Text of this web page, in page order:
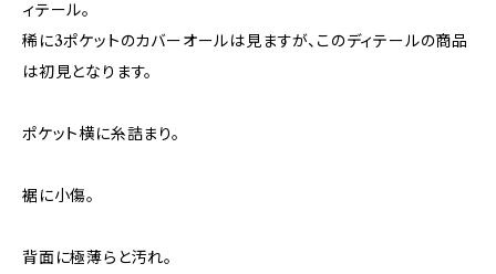
ィテール。
稀に3ポケットのカバーオールは見ますが、このディテールの商品
は初見となります。
ポケット横に糸詰まり。
裾に小傷。
背面に極薄らと汚れ。